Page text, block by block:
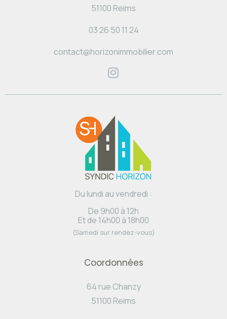
51100 Reims
03 26 50 11 24
contact@horizonimmobilier.com
Du lundi au vendredi :
De 9h00 à 12h
Et de 14h00 à 18h00
(Samedi sur rendez-vous)
Coordonnées
64 rue Chanzy
51100 Reims